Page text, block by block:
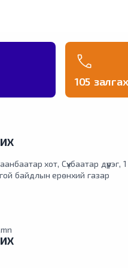
105 залгах
хот, Сүхбаатар дүүрэг,
байдлын ерөнхий газар